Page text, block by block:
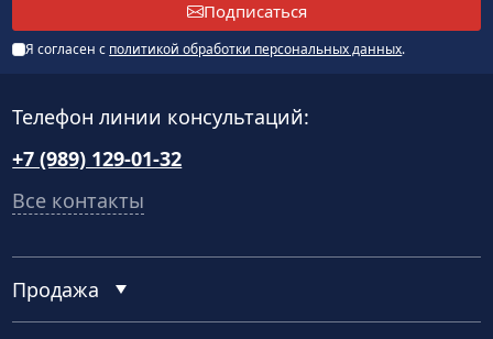
Подписаться
Я согласен с политикой обработки персональных данных.
Телефон линии консультаций:
+7 (989) 129-01-32
Все контакты
Продажа